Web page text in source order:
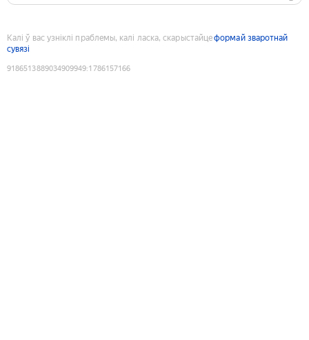
Калі ў вас узніклі праблемы, калі ласка, скарыстайцеформай зваротнай
сувязі
9186513889034909949:1786157166